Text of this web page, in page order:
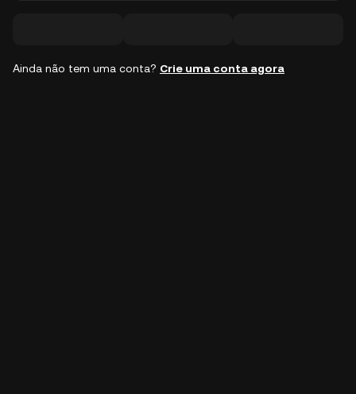
Ainda não tem uma conta? Crie uma conta agora